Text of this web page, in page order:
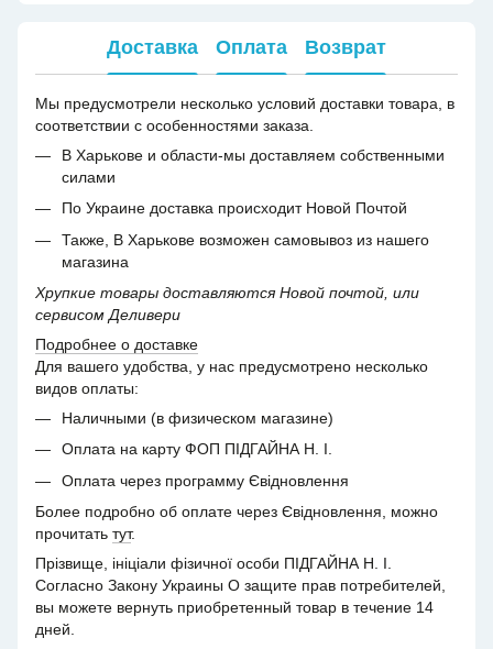
Доставка Оплата Возврат
Мы предусмотрели несколько условий доставки товара, в
соответствии с особенностями заказа.
В Харькове и области-мы доставляем собственными
силами
По Украине доставка происходит Новой Почтой
Также, В Харькове возможен самовывоз из нашего
магазина
Хрупкие товары доставляются Новой почтой, или
сервисом Деливери
Подробнее о доставке
Для вашего удобства, у нас предусмотрено несколько
видов оплаты:
Наличными (в физическом магазине)
Оплата на карту ФОП ПІДГАЙНА Н. І.
Оплата через программу Євідновлення
Более подробно об оплате через Євідновлення, можно
прочитать тут.
Прізвище, ініціали фізичної особи ПІДГАЙНА Н. І.
Согласно Закону Украины О защите прав потребителей,
вы можете вернуть приобретенный товар в течение 14
дней.